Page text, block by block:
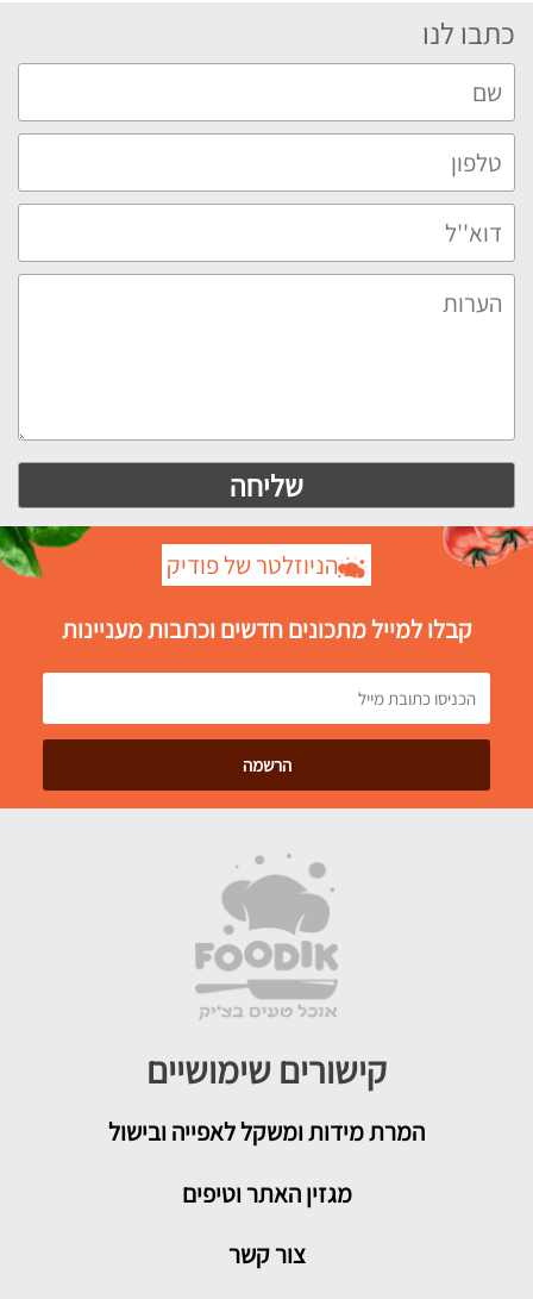
כתבו לנו
הניוזלטר של פודיק
קבלו למייל מתכונים חדשים וכתבות מעניינות
קישורים שימושיים
המרת מידות ומשקל לאפייה ובישול
מגזין האתר וטיפים
צור קשר